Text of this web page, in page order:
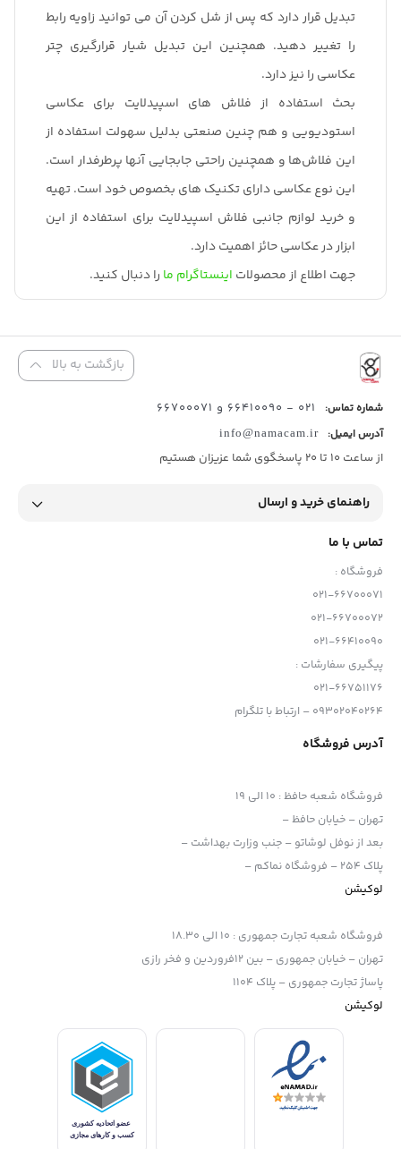
تبدیل قرار دارد که پس از شل کردن آن می توانید زاویه رابط
را تغییر دهید. همچنین این تبدیل شیار قرارگیری چتر
عکاسی را نیز دارد.
بحث استفاده از فلاش های اسپیدلایت برای عکاسی
استودیویی و هم چنین صنعتی بدلیل سهولت استفاده از
این فلاش‌ها و همچنین راحتی جابجایی آنها پرطرفدار است.
این نوع عکاسی دارای تکنیک های بخصوص خود است. تهیه
و خرید لوازم جانبی فلاش اسپیدلایت برای استفاده از این
ابزار در عکاسی حائز اهمیت دارد.
جهت اطلاع از محصولات اینستاگرام ما را دنبال کنید.
بازگشت به بالا
شماره تماس: 021 - 66410090 و 66700071
آدرس ایمیل: info@namacam.ir
از ساعت 10 تا 20 پاسخگوی شما عزیزان هستیم
راهنمای خرید و ارسال
تماس با ما
فروشگاه :
021-66700071
021-66700072
021-66410090
پیگیری سفارشات :
021-66751176
09302040264 – ارتباط با تلگرام
آدرس فروشگاه
فروشگاه شعبه حافظ: 10 الی 19
تهران – خیابان حافظ –
بعد از نوفل لوشاتو – جنب وزارت بهداشت –
پلاک 254 – فروشگاه نماکم –
لوکیشن
فروشگاه شعبه تجارت جمهوری : 10 الی 18.30
تهران – خیابان جمهوری – بین 12فروردین و فخر رازی
پاساژ تجارت جمهوری – پلاک 1104
لوکیشن